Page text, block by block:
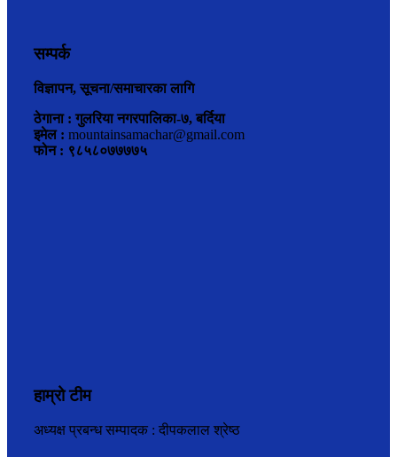
सम्पर्क
विज्ञापन, सूचना/समाचारका लागि
ठेगाना : गुलरिया नगरपालिका-७, बर्दिया
इमेल : mountainsamachar@gmail.com
फोन : ९८५८०७७७७५
हाम्रो टीम
अध्यक्ष प्रबन्ध सम्पादक : दीपकलाल श्रेष्ठ